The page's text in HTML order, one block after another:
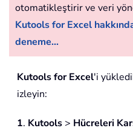
otomatikleştirir ve veri
Kutools for Excel
deneme...
Kutools for Excel'i
izleyin:
1. Kutools > Hücreleri